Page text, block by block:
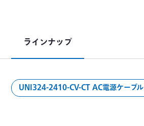
ラインナップ
UNI324-2410-CV-CT AC電源ケーブル